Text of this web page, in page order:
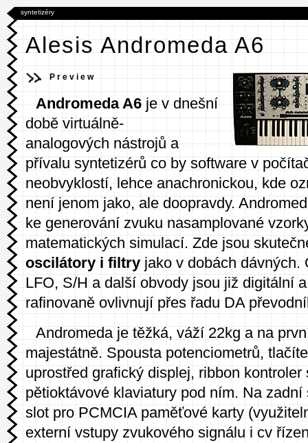
syntetizéry
Alesis Andromeda A6
Preview
Andromeda A6 je v dnešní
době virtuálně-
analogových nástrojů a
přívalu syntetizérů co by software v
neobvyklostí, lehce anachronickou, kde
není jenom jako, ale doopravdy.
ke generování zvuku nasamplované
matematických simulací. Zde jsou
oscilátory i filtry jako v dobách dávných.
LFO, S/H a další obvody jsou již digitální
rafinovaně ovlivnují přes řadu DA
Andromeda je těžká, váží 22kg a na
majestátně. Spousta potenciometrů,
uprostřed grafický displej, ribbon
pětioktávové klaviatury pod ním. Na
slot pro PCMCIA paměťové karty
externí vstupy zvukového signálu i cv